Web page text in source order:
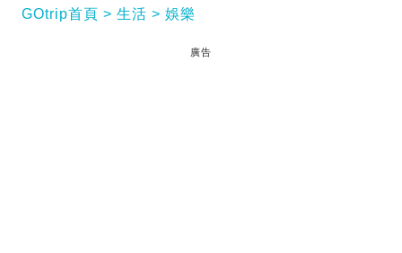
GOtrip首頁 生活 娛樂
廣告